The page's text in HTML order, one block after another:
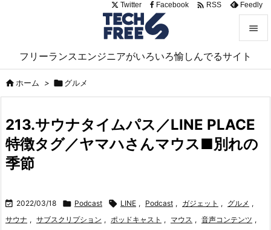
フリーランスエンジニアがいろいろ愉しんでるサイト


サイド

前へ

Twitter Facebook  RSS Feedly
ホーム > グルメ
213.サウナタイムパス／LINE PLACE
特徴タグ／ヤマハさんマウス■別れの
季節
 2022/03/18  Podcast  LINE , Podcast , ガジェット , グルメ ,
サウナ , サブスクリプション , ポッドキャスト , マウス , 音声コンテンツ ,